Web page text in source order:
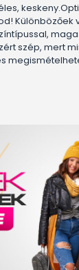
Különbözőek
szép, mert